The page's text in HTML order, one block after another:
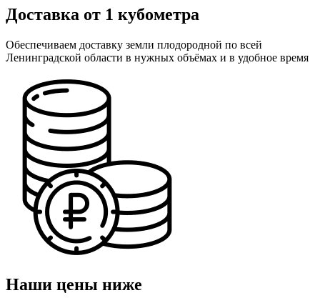
Доставка от 1 кубометра
Обеспечиваем доставку земли плодородной по всей
Ленинградской области в нужных объёмах и в удобное время
Наши цены ниже